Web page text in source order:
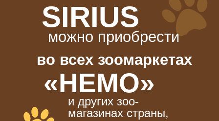
можно приобрести
и других зоо-
магазинах страны,
во всех зоомаркетах
«НЕМО»
SIRIUS